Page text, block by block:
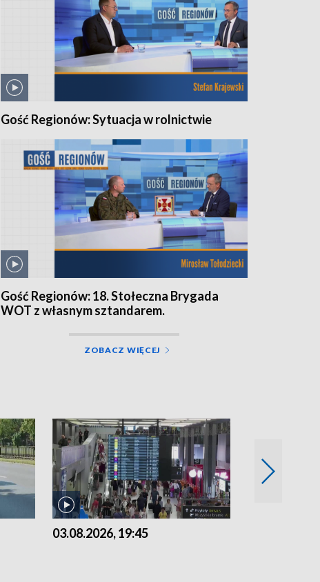
Gość Regionów: Sytuacja w rolnictwie
Gość Regionów: 18. Stołeczna Brygada
WOT z własnym sztandarem.
ZOBACZ WIĘCEJ
03.08.2026, 19:45